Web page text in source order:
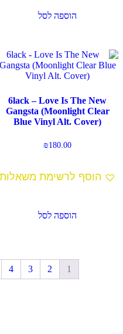
הוספה לסל
6lack – Love Is The New
Gangsta (Moonlight Clear
Blue Vinyl Alt. Cover)
₪180.00
הוסף לרשימת משאלות
הוספה לסל
1
2
3
4